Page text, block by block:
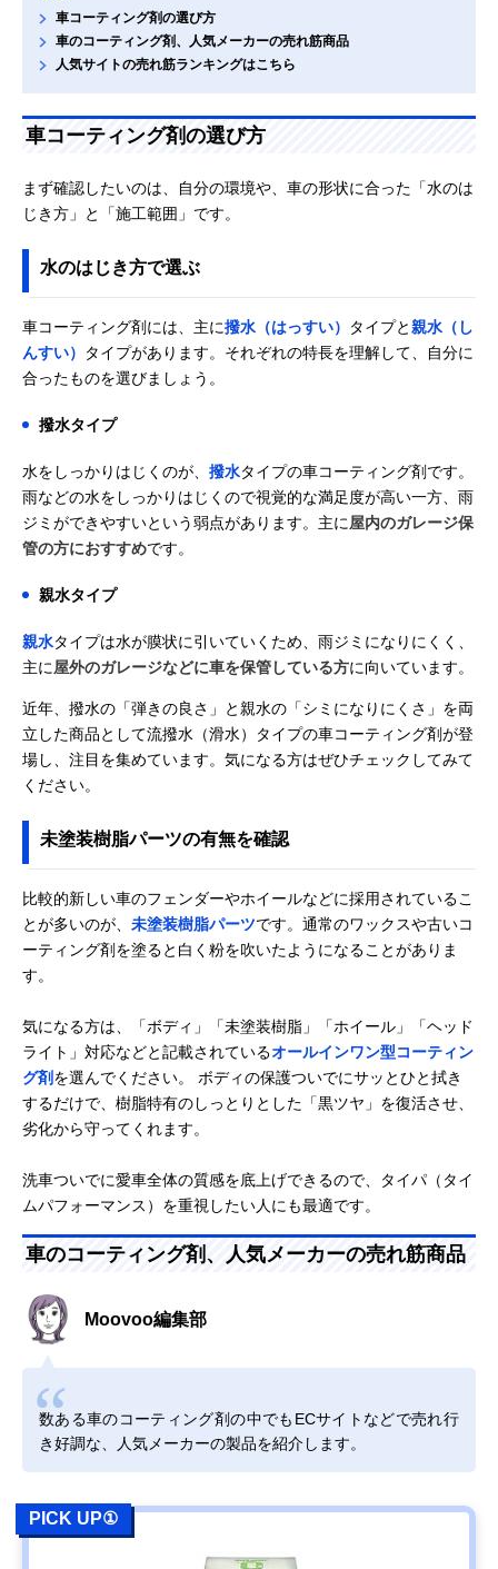
車コーティング剤の選び方
車のコーティング剤、人気メーカーの売れ筋商品
人気サイトの売れ筋ランキングはこちら
車コーティング剤の選び方
まず確認したいのは、自分の環境や、車の形状に合った「水のは
じき方」と「施工範囲」です。
水のはじき方で選ぶ
車コーティング剤には、主に撥水（はっすい） タイプと親水（し
んすい）
タイプがあります。それぞれの特長を理解して、自分に
合ったものを選びましょう。
撥水タイプ
水をしっかりはじくのが、 撥水タイプの車コーティング剤です。
雨などの水をしっかりはじくので視覚的な満足度が高い一方、雨
ジミができやすいという弱点があります。主に屋内のガレージ保
管の方におすすめです。
親水タイプ
親水タイプは水が膜状に引いていくため、雨ジミになりにくく、
主に屋外のガレージなどに車を保管している方に向いています。
近年、撥水の「弾きの良さ」と親水の「シミになりにくさ」を両
立した商品として流撥水（滑水）タイプの車コーティング剤が登
場し、注目を集めています。気になる方はぜひチェックしてみて
ください。
未塗装樹脂パーツの有無を確認
比較的新しい車のフェンダーやホイールなどに採用されているこ
とが多いのが、 未塗装樹脂パーツです。通常のワックスや古いコ
ーティング剤を塗ると白く粉を吹いたようになることがありま
す。
気になる方は、「ボディ」「未塗装樹脂」「ホイール」「ヘッド
ライト」対応などと記載されているオールインワン型コーティン
グ剤を選んでください。 ボディの保護ついでにサッとひと拭き
するだけで、樹脂特有のしっとりとした「黒ツヤ」を復活させ、
劣化から守ってくれます。
洗車ついでに愛車全体の質感を底上げできるので、タイパ（タイ
ムパフォーマンス）を重視したい人にも最適です。
車のコーティング剤、人気メーカーの売れ筋商品
Moovoo編集部
数ある車のコーティング剤の中でもECサイトなどで売れ行
き好調な、人気メーカーの製品を紹介します。
PICK UP①